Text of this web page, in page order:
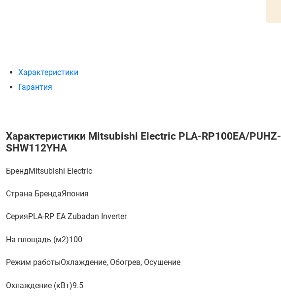
Характеристики
Гарантия
Характеристики Mitsubishi Electric PLA-RP100EA/PUHZ-
SHW112YHA
БрендMitsubishi Electric
Страна БрендаЯпония
СерияPLA-RP EA Zubadan Inverter
На площадь (м2)100
Режим работыОхлаждение, Обогрев, Осушение
Охлаждение (кВт)9.5